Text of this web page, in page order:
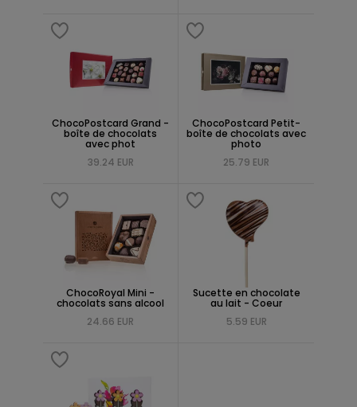
ChocoPostcard Grand -
boîte de chocolats
avec phot
39.24 EUR
ChocoPostcard Petit-
boîte de chocolats avec
photo
25.79 EUR
ChocoRoyal Mini -
chocolats sans alcool
24.66 EUR
Sucette en chocolate
au lait - Coeur
5.59 EUR